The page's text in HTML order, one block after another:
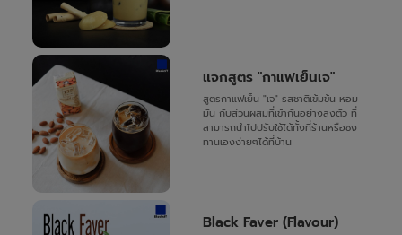
แจกสูตร "กาแฟเย็นเจ"
สูตรกาแฟเย็น "เจ" รสชาติเข้มข้น หอม
มัน กับส่วนผสมที่เข้ากันอย่างลงตัว ที่
สามารถนำไปปรับใช้ได้ทั้งที่ร้านหรือชง
ทานเองง่ายๆได้ที่บ้าน
Black Faver (Flavour)